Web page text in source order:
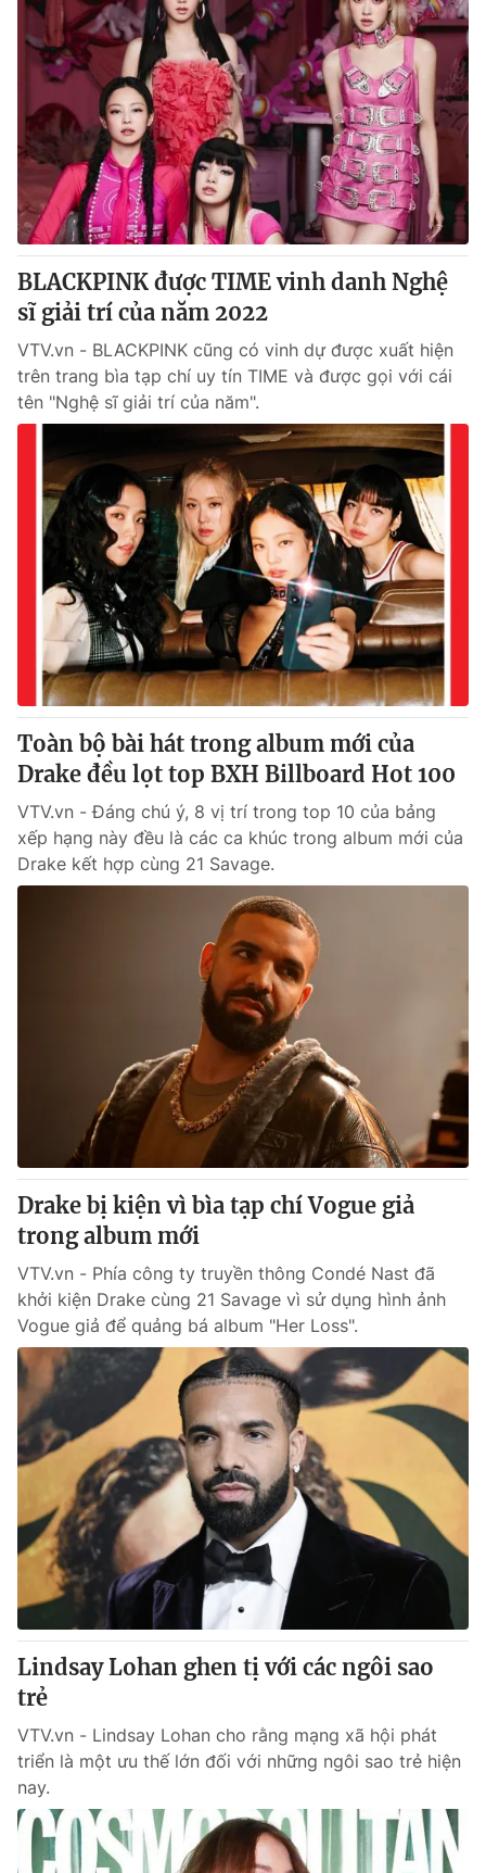
BLACKPINK được TIME vinh danh Nghệ
sĩ giải trí của năm 2022
VTV.vn - BLACKPINK cũng có vinh dự được xuất hiện
trên trang bìa tạp chí uy tín TIME và được gọi với cái
tên "Nghệ sĩ giải trí của năm".
Toàn bộ bài hát trong album mới của
Drake đều lọt top BXH Billboard Hot 100
VTV.vn - Đáng chú ý, 8 vị trí trong top 10 của bảng
xếp hạng này đều là các ca khúc trong album mới của
Drake kết hợp cùng 21 Savage.
Drake bị kiện vì bìa tạp chí Vogue giả
trong album mới
VTV.vn - Phía công ty truyền thông Condé Nast đã
khởi kiện Drake cùng 21 Savage vì sử dụng hình ảnh
Vogue giả để quảng bá album "Her Loss".
Lindsay Lohan ghen tị với các ngôi sao
trẻ
VTV.vn - Lindsay Lohan cho rằng mạng xã hội phát
triển là một ưu thế lớn đối với những ngôi sao trẻ hiện
nay.